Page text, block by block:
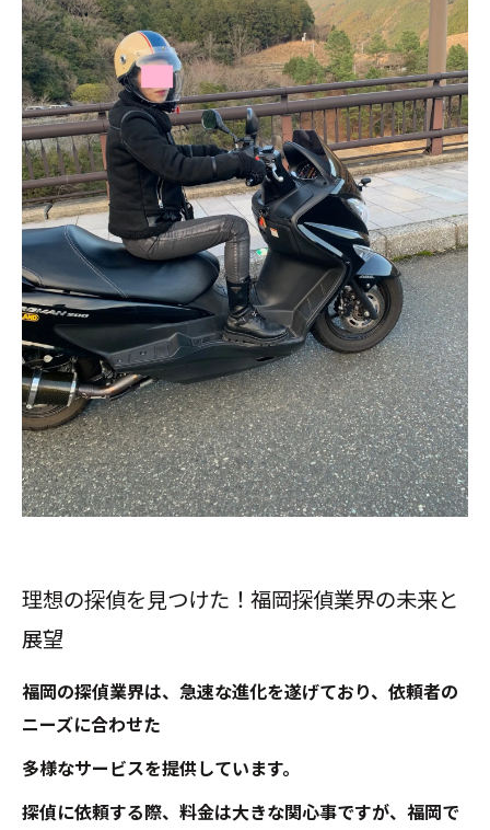
理想の探偵を見つけた！福岡探偵業界の未来と
展望
福岡の探偵業界は、急速な進化を遂げており、依頼者の
ニーズに合わせた
多様なサービスを提供しています。
探偵に依頼する際、料金は大きな関心事ですが、福岡で